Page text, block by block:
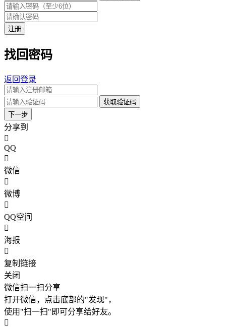
注册
找回密码
返回登录
获取验证码
下一步
分享到
QQ
微信
微博
QQ空间
海报
复制链接
关闭
微信扫一扫分享
打开微信，点击底部的"发现"，
使用"扫一扫"即可分享给好友。